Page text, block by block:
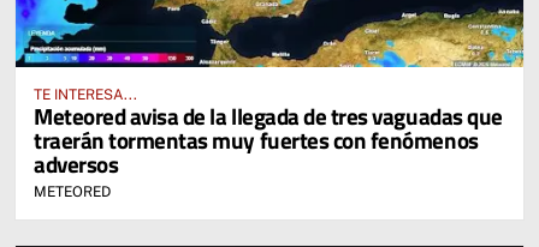
TE INTERESA...
Meteored avisa de la llegada de tres vaguadas que
traerán tormentas muy fuertes con fenómenos
adversos
METEORED